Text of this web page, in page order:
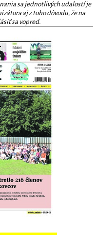
sa jednotlivých udalostí je
aj z toho dôvodu, že na
sa vopred.